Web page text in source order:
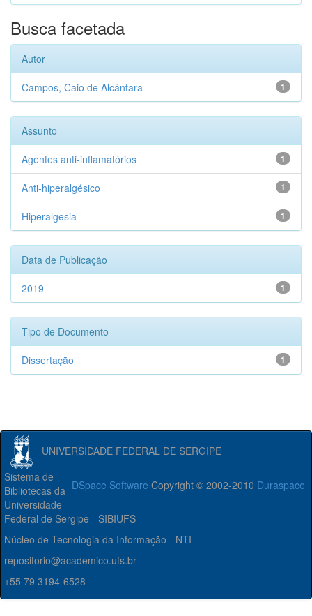
Busca facetada
Autor
1
Campos, Caio de Alcântara
Assunto
1
Agentes anti-inflamatórios
1
Anti-hiperalgésico
1
Hiperalgesia
Data de Publicação
1
2019
Tipo de Documento
1
Dissertação
UNIVERSIDADE FEDERAL DE SERGIPE
DSpace Software Copyright © 2002-2010 Duraspace
Sistema de
Bibliotecas da
Universidade
Federal de Sergipe - SIBIUFS
Núcleo de Tecnologia da Informação - NTI
repositorio@academico.ufs.br
+55 79 3194-6528